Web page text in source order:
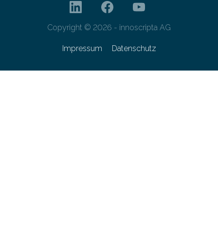
Copyright © 2026 - innoscripta AG
Impressum Datenschutz